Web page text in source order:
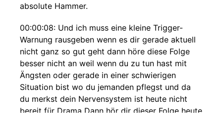
absolute Hammer.
00:00:08: Und ich muss eine kleine Trigger-
Warnung rausgeben wenn es dir gerade aktuell
nicht ganz so gut geht dann höre diese Folge
besser nicht an weil wenn du zu tun hast mit
Ängsten oder gerade in einer schwierigen
Situation bist wo du jemanden pflegst und da
du merkst dein Nervensystem ist heute nicht
bereit für Drama Dann hör dir dieser Folge heute